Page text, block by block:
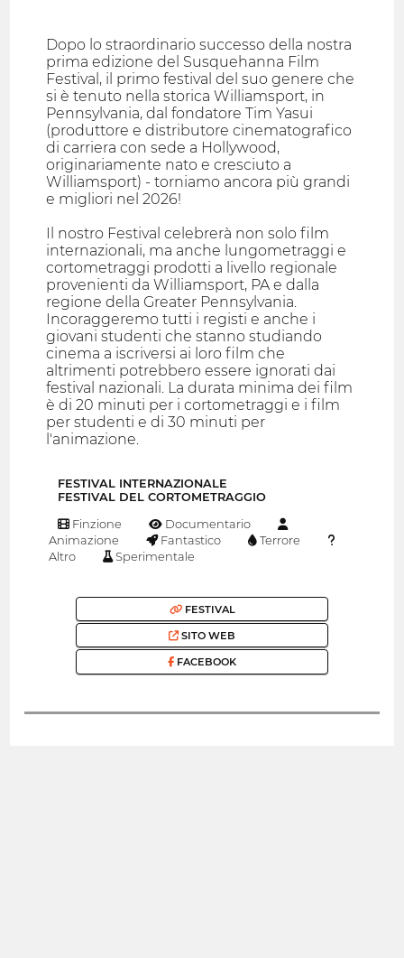
Dopo lo straordinario successo della nostra
prima edizione del Susquehanna Film
Festival, il primo festival del suo genere che
si è tenuto nella storica Williamsport, in
Pennsylvania, dal fondatore Tim Yasui
(produttore e distributore cinematografico
di carriera con sede a Hollywood,
originariamente nato e cresciuto a
Williamsport) - torniamo ancora più grandi
e migliori nel 2026!
Il nostro Festival celebrerà non solo film
internazionali, ma anche lungometraggi e
cortometraggi prodotti a livello regionale
provenienti da Williamsport, PA e dalla
regione della Greater Pennsylvania.
Incoraggeremo tutti i registi e anche i
giovani studenti che stanno studiando
cinema a iscriversi ai loro film che
altrimenti potrebbero essere ignorati dai
festival nazionali. La durata minima dei film
è di 20 minuti per i cortometraggi e i film
per studenti e di 30 minuti per
l'animazione.
FESTIVAL INTERNAZIONALE
FESTIVAL DEL CORTOMETRAGGIO
Finzione
Documentario
Animazione
Fantastico
Terrore
Altro
Sperimentale
FESTIVAL
SITO WEB
FACEBOOK